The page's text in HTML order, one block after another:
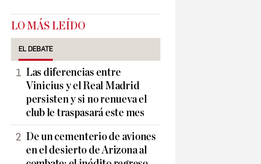
LO MÁS LEÍDO
EL DEBATE
Las diferencias entre
Vinicius y el Real Madrid
persisten y si no renueva el
club le traspasará este mes
De un cementerio de aviones
en el desierto de Arizona al